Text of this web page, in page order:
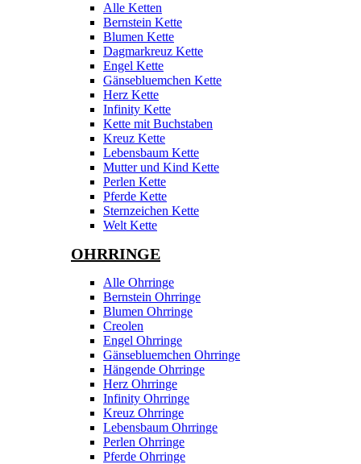
Alle Ketten
Bernstein Kette
Blumen Kette
Dagmarkreuz Kette
Engel Kette
Gänsebluemchen Kette
Herz Kette
Infinity Kette
Kette mit Buchstaben
Kreuz Kette
Lebensbaum Kette
Mutter und Kind Kette
Perlen Kette
Pferde Kette
Sternzeichen Kette
Welt Kette
OHRRINGE
Alle Ohrringe
Bernstein Ohrringe
Blumen Ohrringe
Creolen
Engel Ohrringe
Gänsebluemchen Ohrringe
Hängende Ohrringe
Herz Ohrringe
Infinity Ohrringe
Kreuz Ohrringe
Lebensbaum Ohrringe
Perlen Ohrringe
Pferde Ohrringe